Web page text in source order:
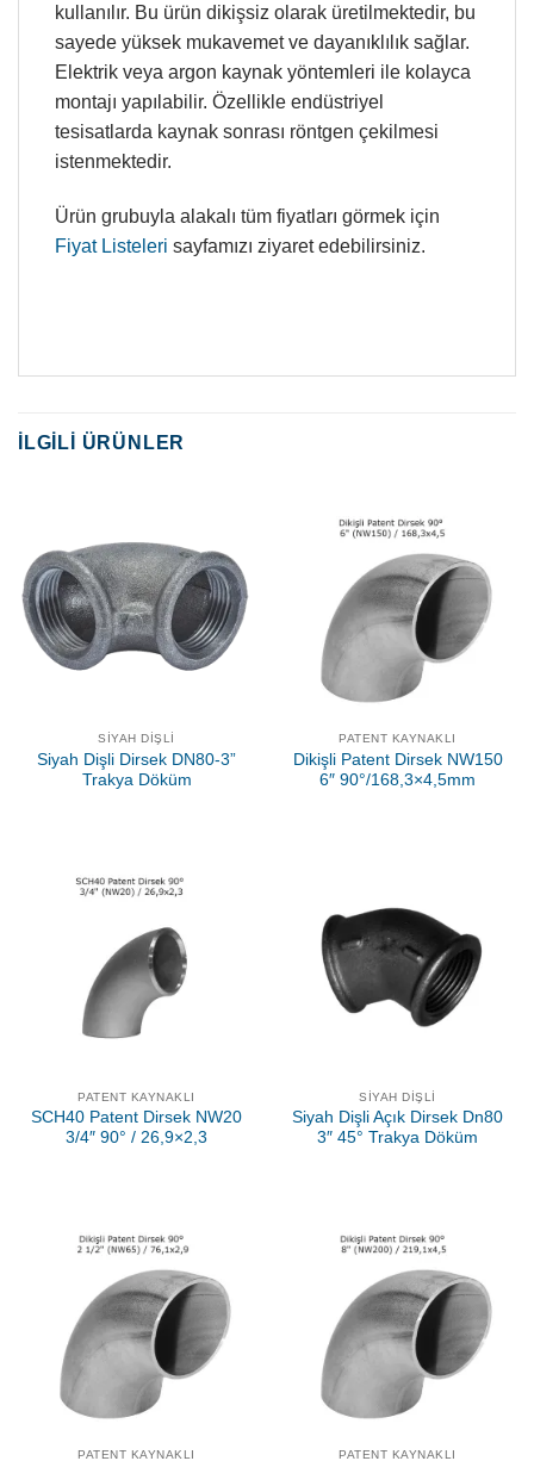
kullanılır. Bu ürün dikişsiz olarak üretilmektedir, bu
sayede yüksek mukavemet ve dayanıklılık sağlar.
Elektrik veya argon kaynak yöntemleri ile kolayca
montajı yapılabilir. Özellikle endüstriyel
tesisatlarda kaynak sonrası röntgen çekilmesi
istenmektedir.
Ürün grubuyla alakalı tüm fiyatları görmek için
Fiyat Listeleri sayfamızı ziyaret edebilirsiniz.
İLGILI ÜRÜNLER
SIYAH DIŞLI
Siyah Dişli Dirsek DN80-3”
Trakya Döküm
PATENT KAYNAKLI
Dikişli Patent Dirsek NW150
6″ 90°/168,3×4,5mm
PATENT KAYNAKLI
SCH40 Patent Dirsek NW20
3/4″ 90° / 26,9×2,3
SIYAH DIŞLI
Siyah Dişli Açık Dirsek Dn80
3″ 45° Trakya Döküm
PATENT KAYNAKLI PATENT KAYNAKLI